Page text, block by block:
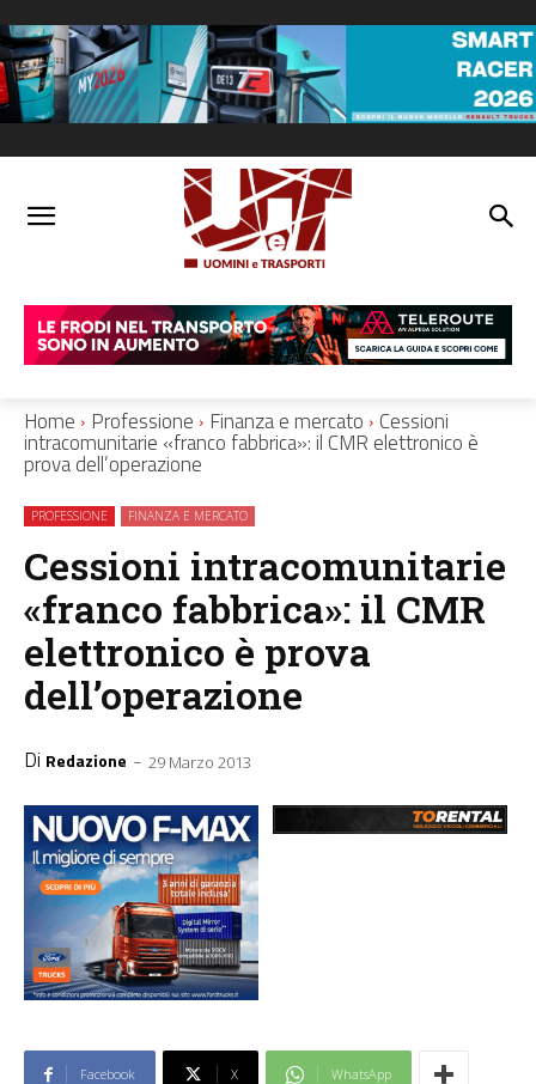
Home Professione Finanza e mercato Cessioni
intracomunitarie «franco fabbrica»: il CMR elettronico è
prova dell’operazione
PROFESSIONE FINANZA E MERCATO
Cessioni intracomunitarie
«franco fabbrica»: il CMR
elettronico è prova
dell’operazione
Di Redazione - 29 Marzo 2013
Facebook X WhatsApp